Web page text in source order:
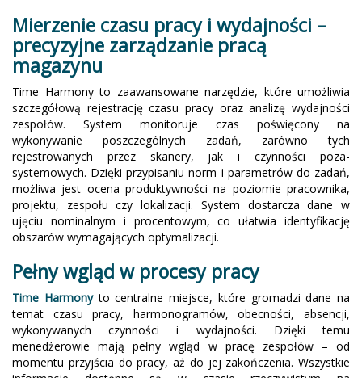
Mierzenie czasu pracy i wydajności –
precyzyjne zarządzanie pracą
magazynu
Time Harmony to zaawansowane narzędzie, które umożliwia
szczegółową rejestrację czasu pracy oraz analizę wydajności
zespołów. System monitoruje czas poświęcony na
wykonywanie poszczególnych zadań, zarówno tych
rejestrowanych przez skanery, jak i czynności poza-
systemowych. Dzięki przypisaniu norm i parametrów do zadań,
możliwa jest ocena produktywności na poziomie pracownika,
projektu, zespołu czy lokalizacji. System dostarcza dane w
ujęciu nominalnym i procentowym, co ułatwia identyfikację
obszarów wymagających optymalizacji.
Pełny wgląd w procesy pracy
Time Harmonyto centralne miejsce, które gromadzi dane na
temat czasu pracy, harmonogramów, obecności, absencji,
wykonywanych czynności i wydajności. Dzięki temu
menedżerowie mają pełny wgląd w pracę zespołów – od
momentu przyjścia do pracy, aż do jej zakończenia. Wszystkie